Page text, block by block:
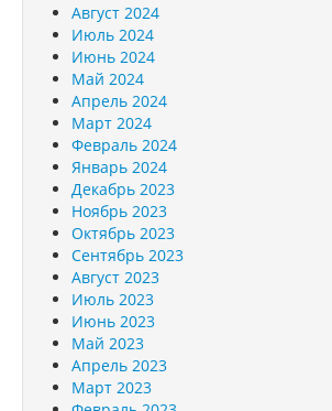
Август 2024
Июль 2024
Июнь 2024
Май 2024
Апрель 2024
Март 2024
Февраль 2024
Январь 2024
Декабрь 2023
Ноябрь 2023
Октябрь 2023
Сентябрь 2023
Август 2023
Июль 2023
Июнь 2023
Май 2023
Апрель 2023
Март 2023